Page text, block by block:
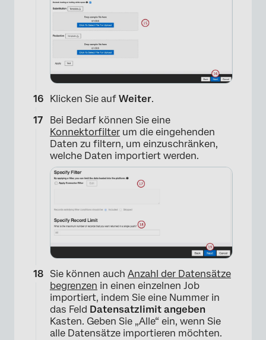
Klicken Sie auf Weiter.
Bei Bedarf können Sie eine
Konnektorfilter um die eingehenden
Daten zu filtern, um einzuschränken,
welche Daten importiert werden.
Sie können auch Anzahl der Datensätze
begrenzen in einen einzelnen Job
importiert, indem Sie eine Nummer in
das Feld Datensatzlimit angeben
Kasten. Geben Sie „Alle“ ein, wenn Sie
alle Datensätze importieren möchten.